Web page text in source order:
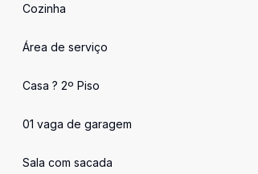
Cozinha
Área de serviço
Casa ? 2º Piso
01 vaga de garagem
Sala com sacada